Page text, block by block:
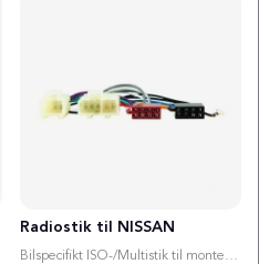
Radiostik til NISSAN
Bilspecifikt ISO-/Multistik til montering af radio